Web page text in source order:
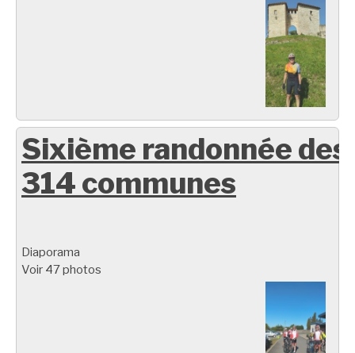
Sixième randonnée des
314 communes
Diaporama
Voir 47 photos